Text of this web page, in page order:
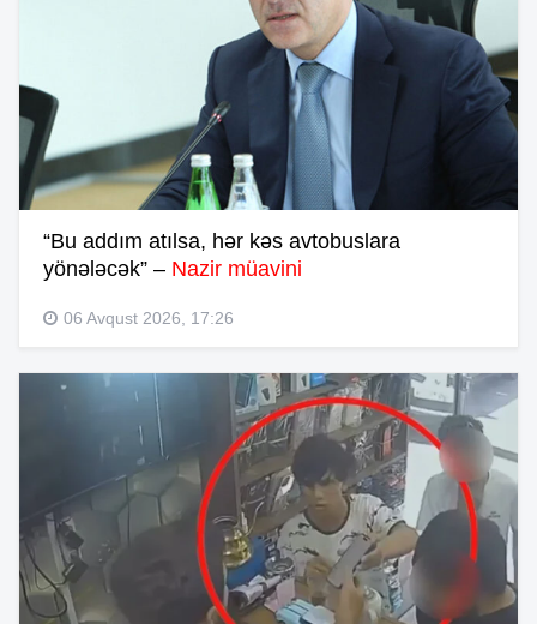
“Bu addım atılsa, hər kəs avtobuslara
yönələcək” – Nazir müavini
06 Avqust 2026, 17:26